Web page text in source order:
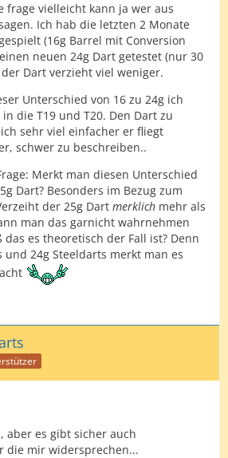
frage vielleicht kann ja wer aus
Ich hab die letzten 2 Monate
(16g Barrel mit Conversion
neuen 24g Dart getestet (nur 30
Dart verzieht viel weniger.
Unterschied von 16 zu 24g ich
die T19 und T20. Den Dart zu
sehr viel einfacher er fliegt
schwer zu beschreiben..
Merkt man diesen Unterschied
Dart? Besonders im Bezug zum
der 25g Dart merklich mehr als
man das garnicht wahrnehmen
es theoretisch der Fall ist? Denn
und 24g Steeldarts merkt man es
aber es gibt sicher auch
die mir widersprechen...